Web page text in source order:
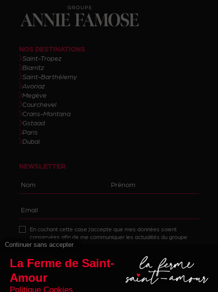
NOS DESTINATIONS
Saint-Tropez
Biarritz
Saint-Barthélemy
Avoriaz
Megève
Courchevel
Crans-Montana
Gstaad
Paris
Dubaï
NEWSLETTER
En cochant cette case j’accepte que mes données soient
conservées afin de me communiquer les actualités du groupe